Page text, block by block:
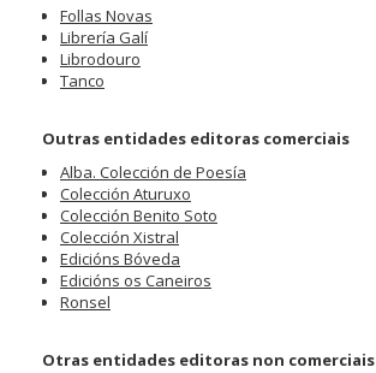
Follas Novas
Librería Galí
Librodouro
Tanco
Outras entidades editoras comerciais
Alba. Colección de Poesía
Colección Aturuxo
Colección Benito Soto
Colección Xistral
Edicións Bóveda
Edicións os Caneiros
Ronsel
Otras entidades editoras non comerciais